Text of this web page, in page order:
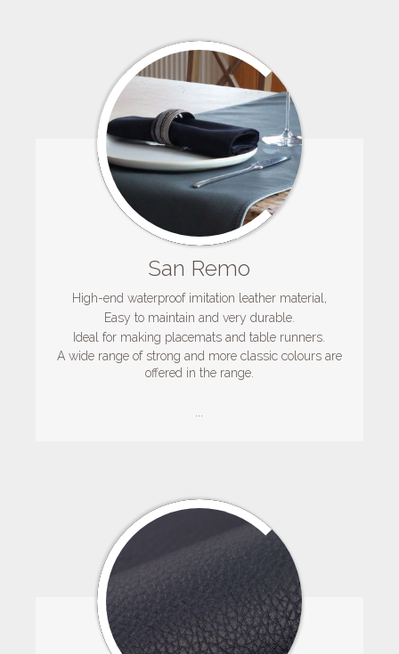
San Remo
High-end waterproof imitation leather material,
Easy to maintain and very durable.
Ideal for making placemats and table runners.
A wide range of strong and more classic colours are
offered in the range.